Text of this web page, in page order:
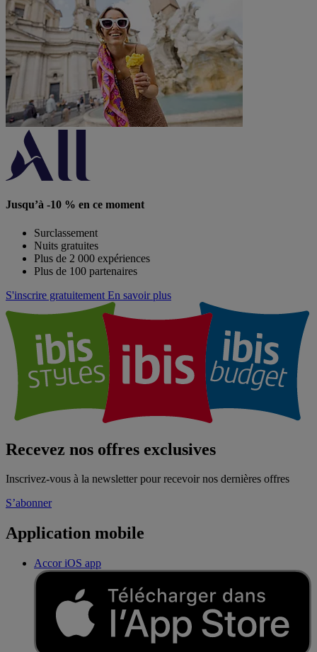
Jusqu’à -10 % en ce moment
Surclassement
Nuits gratuites
Plus de 2 000 expériences
Plus de 100 partenaires
S'inscrire gratuitement En savoir plus
Recevez nos offres exclusives
Inscrivez-vous à la newsletter pour recevoir nos dernières offres
S’abonner
Application mobile
Accor iOS app